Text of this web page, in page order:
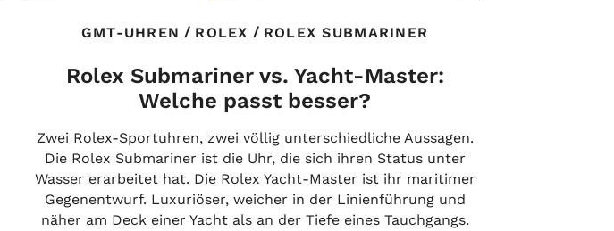
GMT-UHREN / ROLEX / ROLEX SUBMARINER
Rolex Submariner vs. Yacht-Master:
Welche passt besser?
Zwei Rolex-Sportuhren, zwei völlig unterschiedliche Aussagen.
Die Rolex Submariner ist die Uhr, die sich ihren Status unter
Wasser erarbeitet hat. Die Rolex Yacht-Master ist ihr maritimer
Gegenentwurf. Luxuriöser, weicher in der Linienführung und
näher am Deck einer Yacht als an der Tiefe eines Tauchgangs.